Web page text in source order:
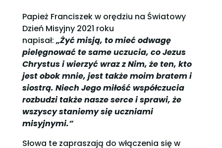
Papież Franciszek w orędziu na Światowy
Dzień Misyjny 2021 roku
napisał: „Żyć misją, to mieć odwagę
pielęgnować te same uczucia, co Jezus
Chrystus i wierzyć wraz z Nim, że ten, kto
jest obok mnie, jest także moim bratem i
siostrą. Niech Jego miłość współczucia
rozbudzi także nasze serce i sprawi, że
wszyscy staniemy się uczniami
misyjnymi.”
Słowa te zapraszają do włączenia się w